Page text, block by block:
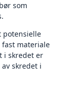
som
potensielle
materiale
i skredet er
skredet i